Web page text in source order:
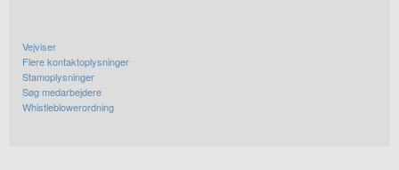
Vejviser
Flere kontaktoplysninger
Stamoplysninger
Søg medarbejdere
Whistleblowerordning